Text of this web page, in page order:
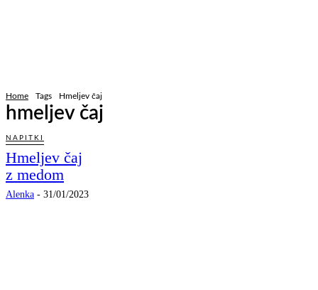
Home Tags Hmeljev čaj
hmeljev čaj
NAPITKI
Hmeljev čaj
z medom
Alenka - 31/01/2023